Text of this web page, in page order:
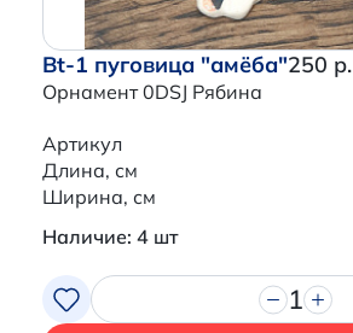
Bt-1 пуговица "амёба"
Орнамент 0DSJ Рябина
250 р.
Артикул
Длина, см
Ширина, см
Наличие: 4 шт
1